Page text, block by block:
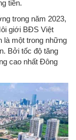
tiền.
trong năm 2023,
giới BĐS Việt
là một trong những
Bởi tốc độ tăng
cao nhất Đông